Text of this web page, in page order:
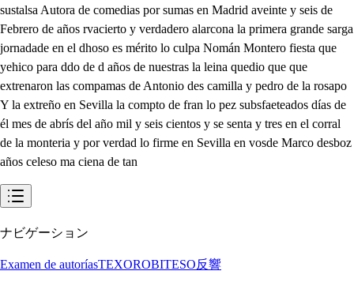
ナビゲーション
Examen de autoríasTEXOROBITESO反響